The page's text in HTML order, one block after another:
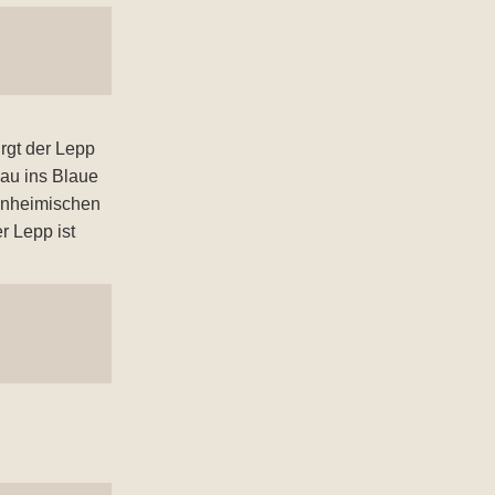
der Lepp
ins Blaue
Lepp ist